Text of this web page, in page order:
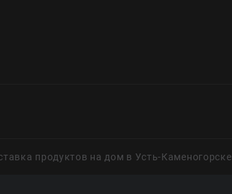
продуктов на дом в Усть-Каменогорске